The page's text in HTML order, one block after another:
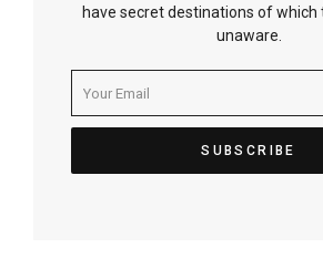
have secret destinations of which
unaware.